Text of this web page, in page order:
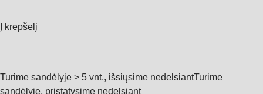
Į krepšelį
Turime sandėlyje > 5 vnt., išsiųsime nedelsiantTurime
sandėlyje, pristatysime nedelsiant